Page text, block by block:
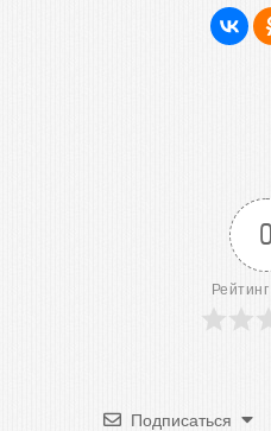
0
Подписаться